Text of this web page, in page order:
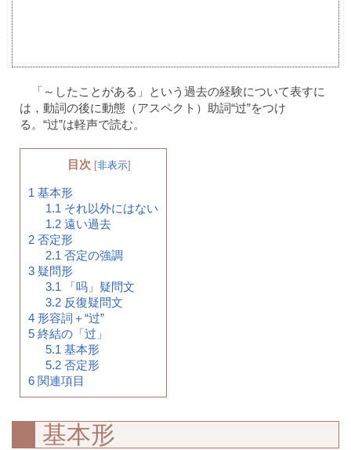
「～したことがある」という過去の経験について表すに
は，動詞の後に動態（アスペクト）助詞“过”をつけ
る。“过”は軽声で読む。
目次 [非表示]
1 基本形
1.1 それ以外にはない
1.2遠い過去
2 否定形
2.1 否定の強調
3 疑問形
3.1 「吗」疑問文
3.2反復疑問文
4 形容詞＋“过”
5 終結の「过」
5.1 基本形
5.2否定形
6 関連項目
基本形